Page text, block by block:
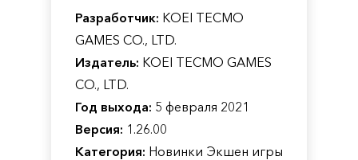
Разработчик: KOEI TECMO
GAMES CO., LTD.
Издатель: KOEI TECMO GAMES
CO., LTD.
Год выхода: 5 февраля 2021
Версия: 1.26.00
Категория: Новинки Экшен игры